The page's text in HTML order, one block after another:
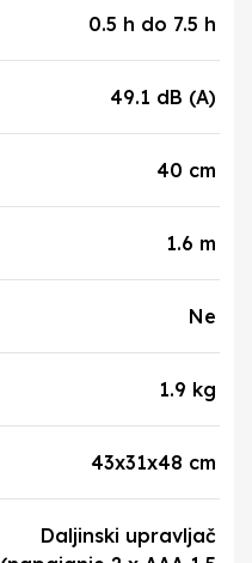
0.5 h do 7.5 h
49.1 dB (A)
40 cm
1.6 m
Ne
1.9 kg
43x31x48 cm
Daljinski upravljač